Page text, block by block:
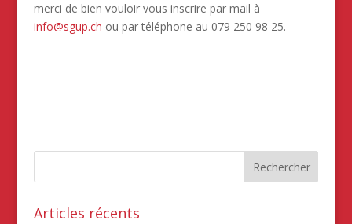
merci de bien vouloir vous inscrire par mail à
info@sgup.ch ou par téléphone au 079 250 98 25.
Articles récents